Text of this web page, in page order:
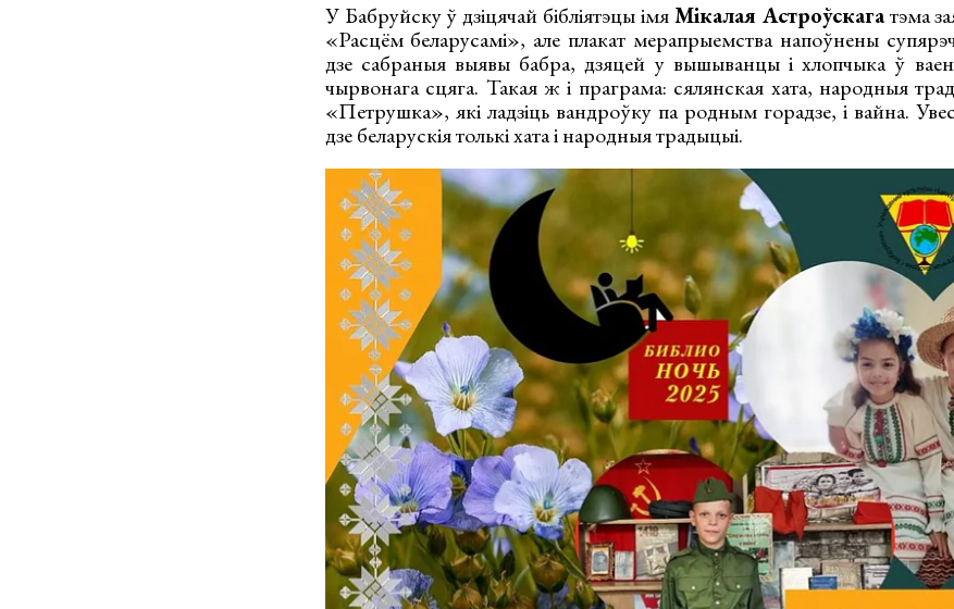
У Бабруйску ў дзіцячай бібліятэцы імяМікалая Астроўскагатэма
«Расцём беларусамі», але плакат мерапрыемства напоўнены
дзе сабраныя выявы бабра, дзяцей у вышыванцы і хлопчыка ў
чырвонага сцяга. Такая ж і праграма: сялянская хата, народныя
«Петрушка», які ладзіць вандроўку па родным горадзе, і вайна.
дзе беларускія толькі хата і народныя традыцыі.